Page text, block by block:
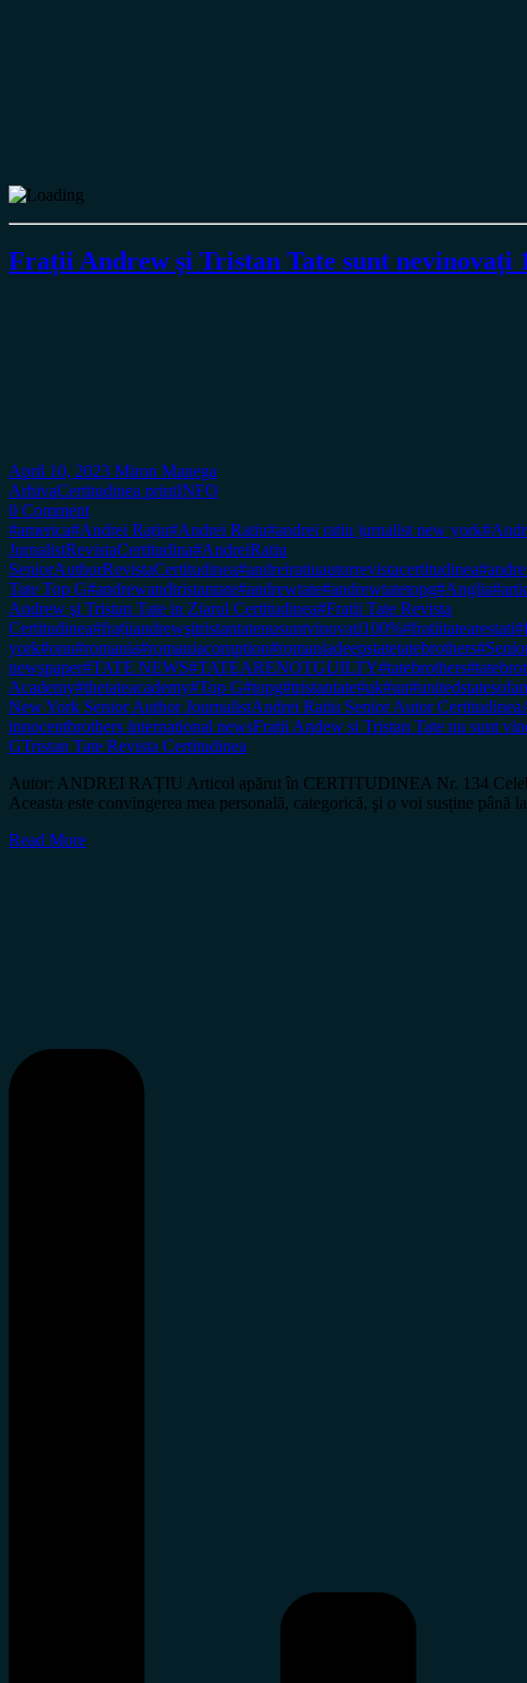
Frații Andrew şi Tristan Tate sunt nevinovați
April 10, 2023 Miron Manega
ArhivaCertitudinea printINFO
0 Comment
#america#Andrei Rațiu#Andrei Ratiu#andrei ratiu jurnalist new york
JurnalistRevistaCertitudina#AndreiRatiu
SeniorAuthorRevistaCertitudinea#andreiratiuautorrevistacertitudinea
Tate Top G#andrewandtristantate#andrewtate#andrewtatetopg#Anglia
Andrew şi Tristan Tate in Ziarul Certitudinea#Fratii Tate Revista
Certitudinea#frațiiandrewşitristantatenusuntvinovati100%#fratiitatearestati
york#onu#romania#romaniacoruption#romaniadeepstatetatebrothers
newspaper#TATE NEWS#TATEARENOTGUILTY#tatebrothers
Academy#thetateacademy#Top G#topg#tristantate#uk#un
New York Senior Author JournalistAndrei Ratiu Senior Autor Certitudinea
innocentbrothers international newsFratii Andew si Tristan Tate nu sunt
GTristan Tate Revista Certitudinea
Autor: ANDREI RAȚIU Articol apărut în CERTITUDINEA Nr. 134
Aceasta este convingerea mea personală, categorică, şi o voi susține
Read More